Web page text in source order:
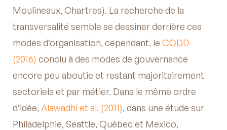
Moulineaux, Chartres). La recherche de la
transversalité semble se dessiner derrière ces
modes d’organisation, cependant, le CGDD
(2016) conclu à des modes de gouvernance
encore peu aboutie et restant majoritairement
sectoriels et par métier. Dans le même ordre
d’idée, Alawadhi et al. (2011), dans une étude sur
Philadelphie, Seattle, Québec et Mexico,